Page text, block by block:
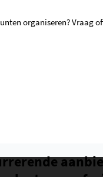
organiseren? Vraag